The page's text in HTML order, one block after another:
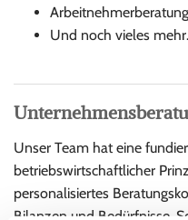
Arbeitnehmerberatung
Und noch vieles
Unser Team hat eine
betriebswirtschaftlicher
personalisiertes
Bilanzen und Bedürfnisse.